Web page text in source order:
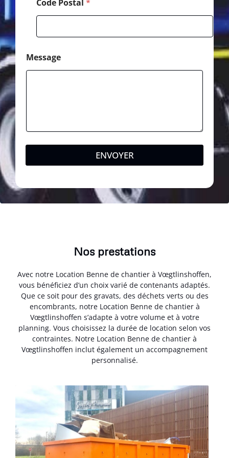
Code Postal *
Message
ENVOYER
Nos prestations
Avec notre Location Benne de chantier à Vœgtlinshoffen,
vous bénéficiez d’un choix varié de contenants adaptés.
Que ce soit pour des gravats, des déchets verts ou des
encombrants, notre Location Benne de chantier à
Vœgtlinshoffen s’adapte à votre volume et à votre
planning. Vous choisissez la durée de location selon vos
contraintes. Notre Location Benne de chantier à
Vœgtlinshoffen inclut également un accompagnement
personnalisé.